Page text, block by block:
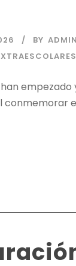
BY ADMIN
empezado